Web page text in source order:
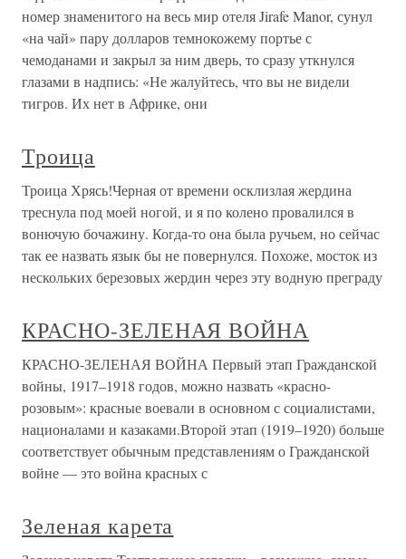
номер знаменитого на весь мир отеля Jirafe Manor, сунул
«на чай» пару долларов темнокожему портье с
чемоданами и закрыл за ним дверь, то сразу уткнулся
глазами в надпись: «Не жалуйтесь, что вы не видели
тигров. Их нет в Африке, они
Троица
Троица Хрясь!Черная от времени осклизлая жердина
треснула под моей ногой, и я по колено провалился в
вонючую бочажину. Когда-то она была ручьем, но сейчас
так ее назвать язык бы не повернулся. Похоже, мосток из
нескольких березовых жердин через эту водную преграду
КРАСНО-ЗЕЛЕНАЯ ВОЙНА
КРАСНО-ЗЕЛЕНАЯ ВОЙНА Первый этап Гражданской
войны, 1917–1918 годов, можно назвать «красно-
розовым»: красные воевали в основном с социалистами,
националами и казаками.Второй этап (1919–1920) больше
соответствует обычным представлениям о Гражданской
войне — это война красных с
Зеленая карета